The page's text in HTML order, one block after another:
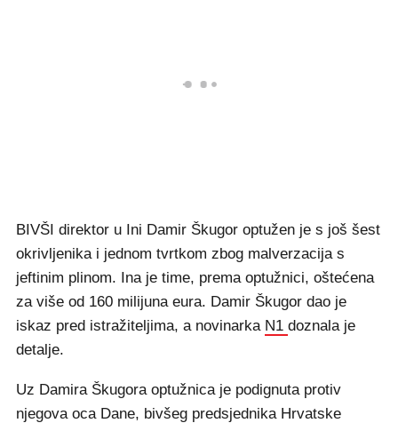
BIVŠI direktor u Ini Damir Škugor optužen je s još šest
okrivljenika i jednom tvrtkom zbog malverzacija s
jeftinim plinom. Ina je time, prema optužnici, oštećena
za više od 160 milijuna eura. Damir Škugor dao je
iskaz pred istražiteljima, a novinarka N1 doznala je
detalje.
Uz Damira Škugora optužnica je podignuta protiv
njegova oca Dane, bivšeg predsjednika Hrvatske